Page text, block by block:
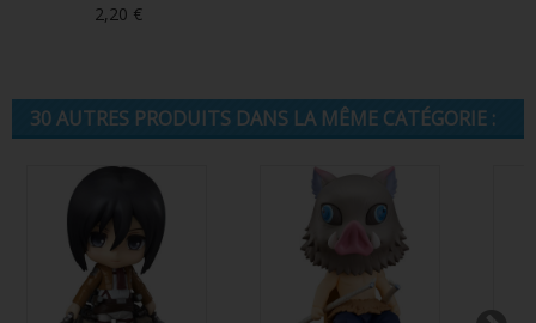
2,20 €
30 AUTRES PRODUITS DANS LA MÊME CATÉGORIE :